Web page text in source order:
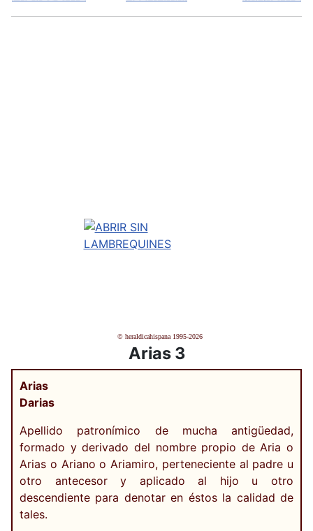
© heraldicahispana 1995-2026
Arias 3
Arias
Darias
Apellido patronímico de mucha antigüedad,
formado y derivado del nombre propio de Aria o
Arias o Ariano o Ariamiro, perteneciente al padre u
otro antecesor y aplicado al hijo u otro
descendiente para denotar en éstos la calidad de
tales.